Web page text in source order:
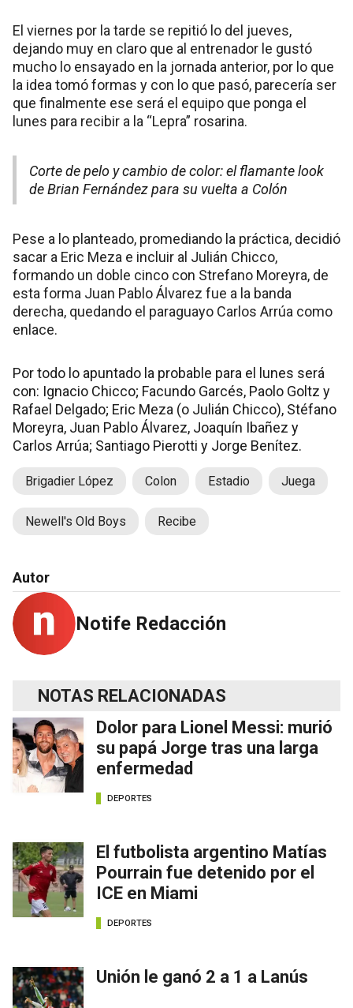
El viernes por la tarde se repitió lo del jueves,
dejando muy en claro que al entrenador le gustó
mucho lo ensayado en la jornada anterior, por lo que
la idea tomó formas y con lo que pasó, parecería ser
que finalmente ese será el equipo que ponga el
lunes para recibir a la “Lepra” rosarina.
Corte de pelo y cambio de color: el flamante look
de Brian Fernández para su vuelta a Colón
Pese a lo planteado, promediando la práctica, decidió
sacar a Eric Meza e incluir al Julián Chicco,
formando un doble cinco con Strefano Moreyra, de
esta forma Juan Pablo Álvarez fue a la banda
derecha, quedando el paraguayo Carlos Arrúa como
enlace.
Por todo lo apuntado la probable para el lunes será
con: Ignacio Chicco; Facundo Garcés, Paolo Goltz y
Rafael Delgado; Eric Meza (o Julián Chicco), Stéfano
Moreyra, Juan Pablo Álvarez, Joaquín Ibañez y
Carlos Arrúa; Santiago Pierotti y Jorge Benítez.
Brigadier López Colon Estadio Juega
Newell's Old Boys Recibe
Autor
Notife Redacción
NOTAS RELACIONADAS
Dolor para Lionel Messi: murió
su papá Jorge tras una larga
enfermedad
DEPORTES
El futbolista argentino Matías
Pourrain fue detenido por el
ICE en Miami
DEPORTES
Unión le ganó 2 a 1 a Lanús